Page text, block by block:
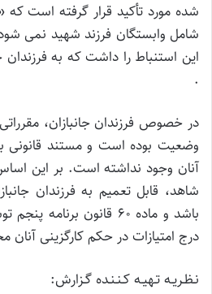
شده مورد تأکید قرار گرفته است که
شامل وابستگان فرزند شهید نمی
این استنباط را داشت که به
.
در خصوص فرزندان جانبازان،
وضعیت بوده است و مستند قانونی
آنان وجود نداشته است. بر این اساس
باشد و ماده 60 قانون
درج امتیازات در حکم کارگزینی
نـظـریـه تـهیـه کـنـنـده گـزارش: